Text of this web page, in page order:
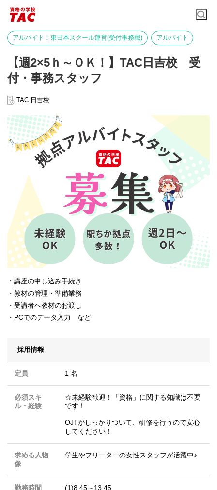
アルバイト：東日本スクール運営(受付事務職) アルバイト
【週2×5ｈ～ＯＫ！】TAC日吉校 受
付・事務スタッフ
TAC 日吉校
・講座の申し込み手続き
・教材の管理・準備業務
・受講者へ教材のお渡し
・PCでのデータ入力 など
採用情報
定員 1 名
必須スキ
ル・経験
☆未経験歓迎！「資格」に関する知識は不要
です！
OJTがしっかりついて、研修を行うので安心
してください！
求める人物
像
学生やフリーターの女性スタッフが活躍中♪
勤務時間
(1)8:45～13:45